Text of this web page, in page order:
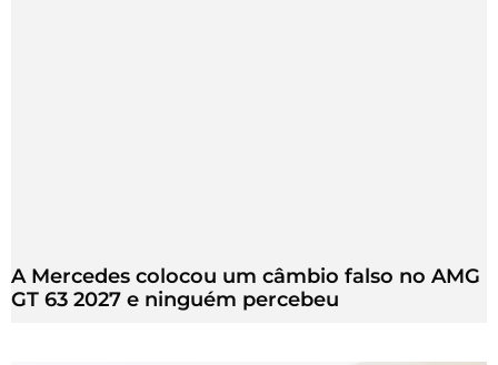
A Mercedes colocou um câmbio falso no AMG
GT 63 2027 e ninguém percebeu